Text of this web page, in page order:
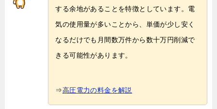
する余地があることを特徴としています。電
気の使用量が多いことから、単価が少し安く
なるだけでも月間数万件から数十万円削減で
きる可能性があります。
⇒高圧電力の料金を解説